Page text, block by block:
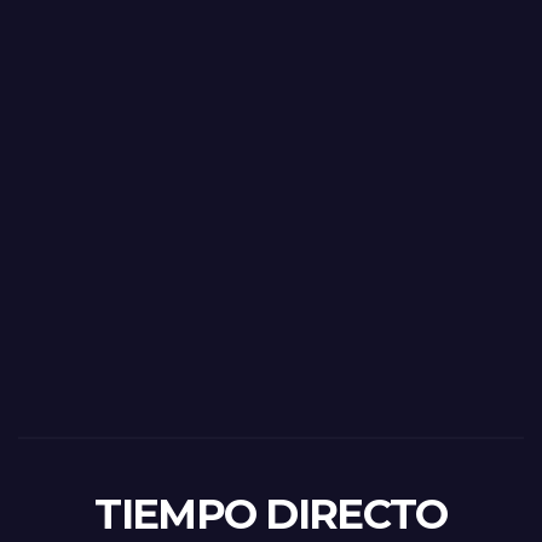
TIEMPO DIRECTO